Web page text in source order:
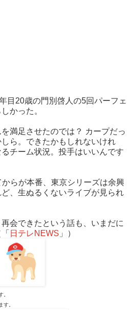
目20歳の門別啓人の5回パーフェ
かった。
満足させたのでは？ カープだっ
ら。できたかもしれないけれ
チーム状況。投手はいいんです
らが本番、東京シリーズは余興
、生ぬるくないライブが見られ
会できたという話も、いまだに
日テレNEWS 」）
。
。